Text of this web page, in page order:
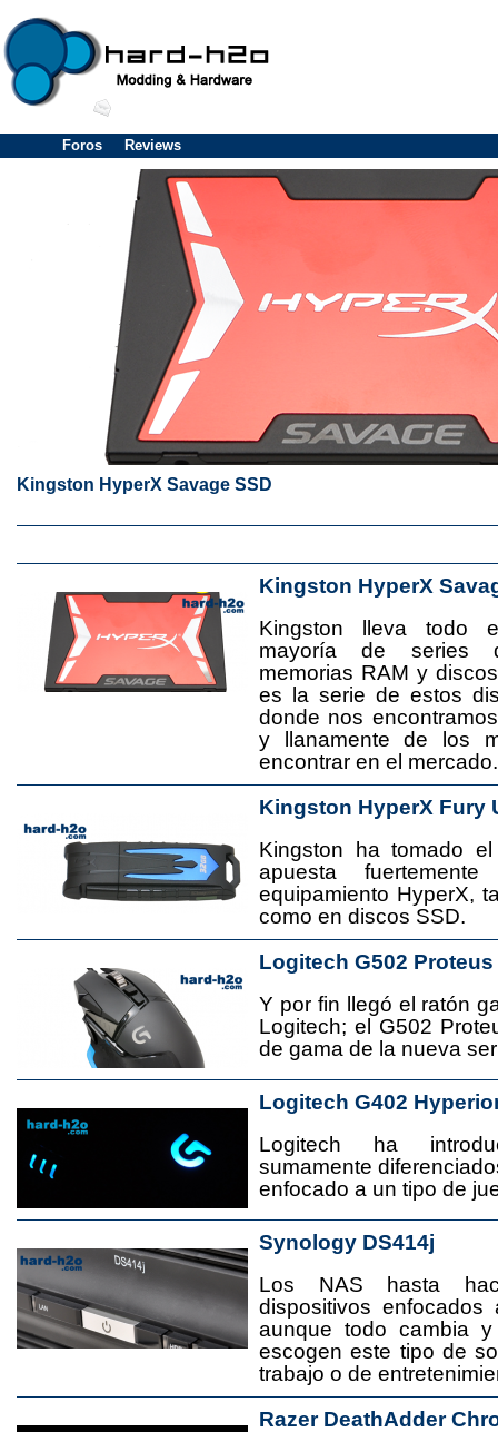
Foros Reviews
Kingston HyperX Savage SSD
Kingston HyperX
Kingston lleva todo
mayoría de series
memorias RAM y
es la serie de estos
donde nos
y llanamente de los
encontrar en el mercado.
Kingston HyperX Fury
Kingston ha tomado
apuesta
equipamiento HyperX,
como en discos SSD.
Logitech G502 Proteus
Y por fin llegó el ratón
Logitech; el G502
de gama de la nueva
Logitech G402
Logitech ha
sumamente
enfocado a un tipo de
Synology DS414j
Los NAS hasta
dispositivos
aunque todo cambia
escogen este tipo de
trabajo o de
Razer DeathAdder